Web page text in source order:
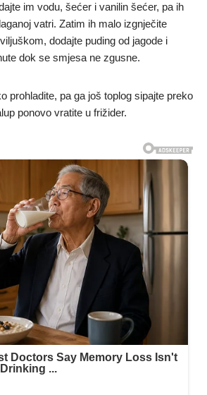
im vodu, šećer i vanilin šećer, pa ih
vatri. Zatim ih malo izgnječite
dodajte puding od jagode i
dok se smjesa ne zgusne.
prohladite, pa ga još toplog sipajte preko
ponovo vratite u frižider.